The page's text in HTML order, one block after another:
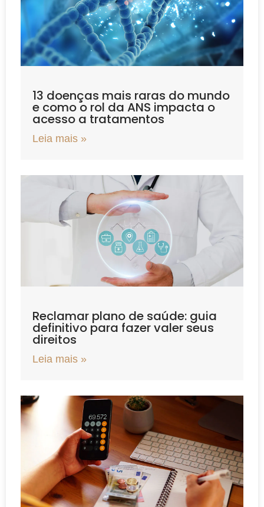
13 doenças mais raras do mundo
e como o rol da ANS impacta o
acesso a tratamentos
Leia mais »
Reclamar plano de saúde: guia
definitivo para fazer valer seus
direitos
Leia mais »